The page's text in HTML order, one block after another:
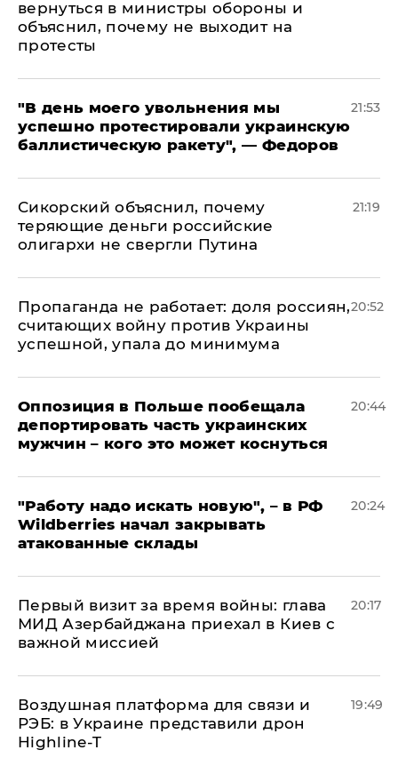
вернуться в министры обороны и
объяснил, почему не выходит на
протесты
​"В день моего увольнения мы
успешно протестировали украинскую
баллистическую ракету", — Федоров
21:53
Сикорский объяснил, почему
теряющие деньги российские
олигархи не свергли Путина
21:19
​Пропаганда не работает: доля россиян,
считающих войну против Украины
успешной, упала до минимума
20:52
Оппозиция в Польше пообещала
депортировать часть украинских
мужчин – кого это может коснуться
20:44
"Работу надо искать новую", – в РФ
Wildberries начал закрывать
атакованные склады
20:24
Первый визит за время войны: глава
МИД Азербайджана приехал в Киев с
важной миссией
20:17
Воздушная платформа для связи и
РЭБ: в Украине представили дрон
Highline-T
19:49